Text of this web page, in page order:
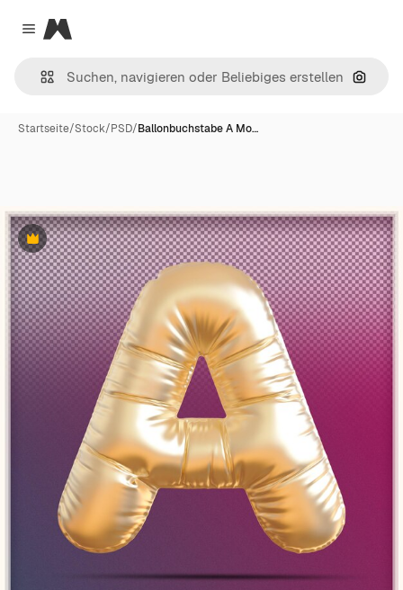
Close menu
Magnific
Nach
Startseite/Stock/PSD/Ballonbuchstabe A Mo…
Premium